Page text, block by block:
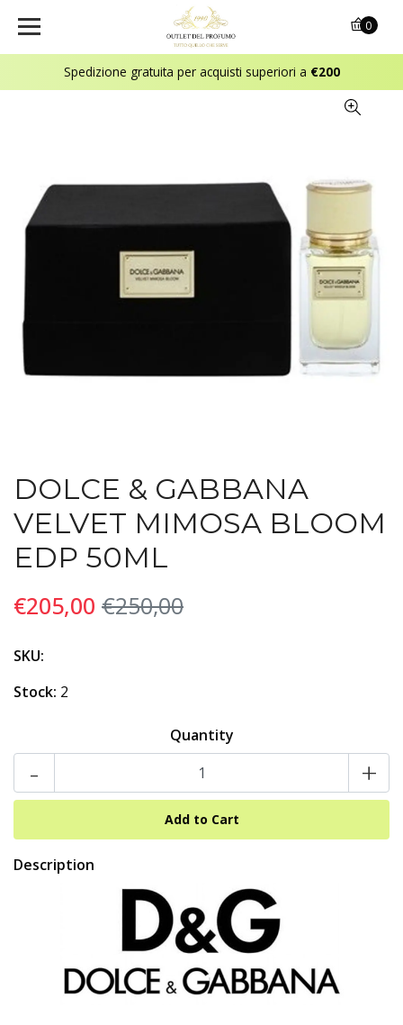
Spedizione gratuita per acquisti superiori a €200
0
DOLCE & GABBANA
VELVET MIMOSA BLOOM
EDP 50ML
€205,00 €250,00
SKU:
Stock: 2
Quantity
- +
Description